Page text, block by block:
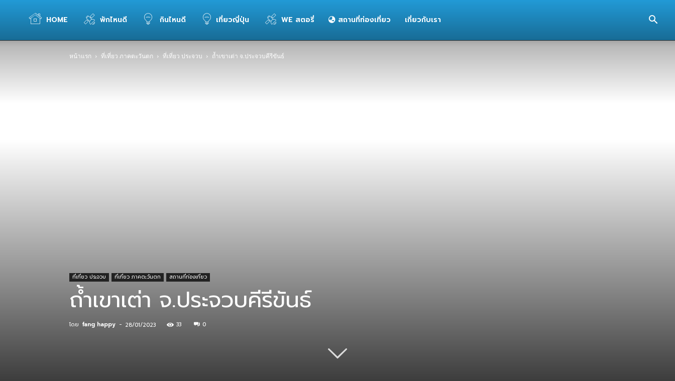
WELOVETOGO
HOME พักไหนดี กินไหนดี เที่ยวญี่ปุ่น WE สตอรี่ สถานที่ท่องเที่ยว เกี่ยวกับเรา
หน้าแรก ที่เที่ยว ภาคตะวันตก ที่เที่ยว ประจวบ ถ้ำเขาเต่า จ.ประจวบคีรีขันธ์
ที่เที่ยว ประจวบ ที่เที่ยว ภาคตะวันตก สถานที่ท่องเที่ยว
ถ้ำเขาเต่า จ.ประจวบคีรีขันธ์
โดย fang happy - 28/01/2023 33 0